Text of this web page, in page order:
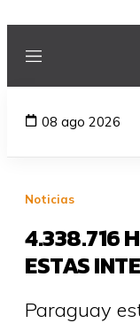
Menú
08 ago 2026
Noticias
4.338.716
ESTAS
Paraguay